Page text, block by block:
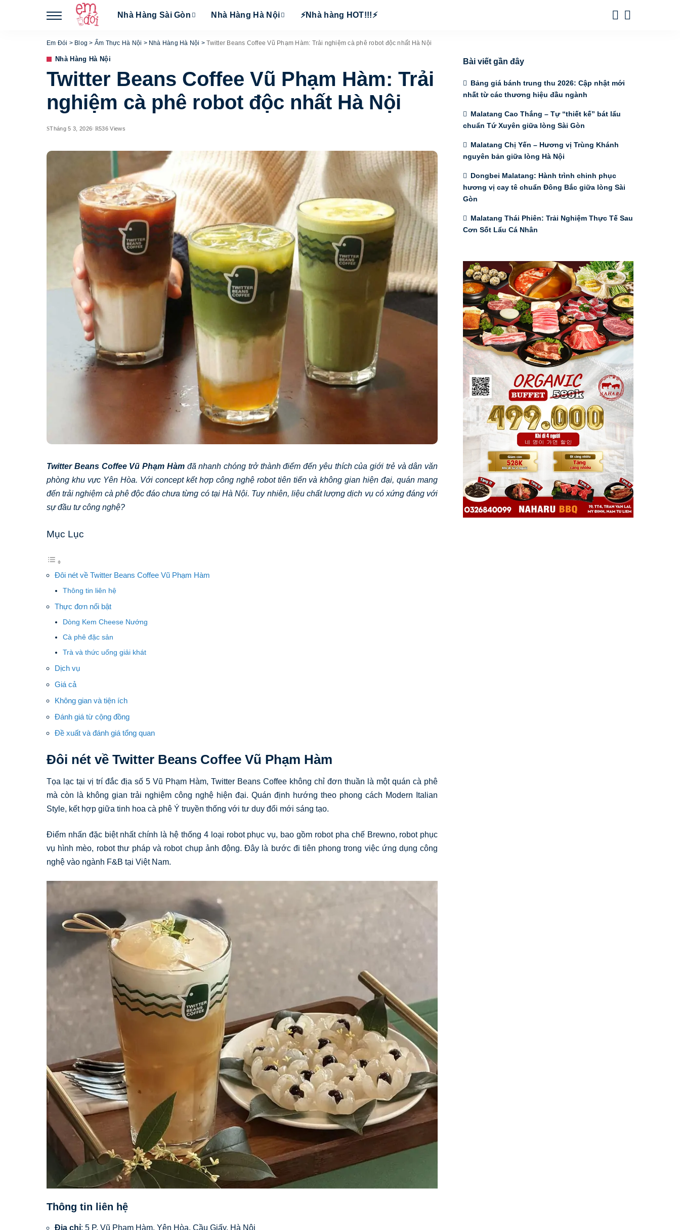
Nhà Hàng Sài Gòn Nhà Hàng Hà Nội ⚡Nhà hàng HOT!!!⚡
Em Đói > Blog > Ẩm Thực Hà Nội > Nhà Hàng Hà Nội >Twitter Beans Coffee Vũ Phạm Hàm: Trải nghiệm cà phê robot độc nhất Hà Nội
Nhà Hàng Hà Nội
Twitter Beans Coffee Vũ Phạm Hàm: Trải
nghiệm cà phê robot độc nhất Hà Nội
Tháng 5 3, 2026 536 Views
Twitter Beans Coffee Vũ Phạm Hàmđã nhanh chóng trở thành điểm đến yêu thích của giới trẻ và dân văn
phòng khu vực Yên Hòa. Với concept kết hợp công nghệ robot tiên tiến và không gian hiện đại, quán mang
đến trải nghiệm cà phê độc đáo chưa từng có tại Hà Nội. Tuy nhiên, liệu chất lượng dịch vụ có xứng đáng với
sự đầu tư công nghệ?
Mục Lục
Đôi nét về Twitter Beans Coffee Vũ Phạm Hàm
Thông tin liên hệ
Thực đơn nổi bật
Dòng Kem Cheese Nướng
Cà phê đặc sản
Trà và thức uống giải khát
Dịch vụ
Giá cả
Không gian và tiện ích
Đánh giá từ cộng đồng
Đề xuất và đánh giá tổng quan
Đôi nét về Twitter Beans Coffee Vũ Phạm Hàm
Tọa lạc tại vị trí đắc địa số 5 Vũ Phạm Hàm, Twitter Beans Coffee không chỉ đơn thuần là một quán cà phê
mà còn là không gian trải nghiệm công nghệ hiện đại. Quán định hướng theo phong cách Modern Italian
Style, kết hợp giữa tinh hoa cà phê Ý truyền thống với tư duy đổi mới sáng tạo.
Điểm nhấn đặc biệt nhất chính là hệ thống 4 loại robot phục vụ, bao gồm robot pha chế Brewno, robot phục
vụ hình mèo, robot thư pháp và robot chụp ảnh động. Đây là bước đi tiên phong trong việc ứng dụng công
nghệ vào ngành F&B tại Việt Nam.
Thông tin liên hệ
Địa chỉ: 5 P. Vũ Phạm Hàm, Yên Hòa, Cầu Giấy, Hà Nội
Bài viết gần đây
Bảng giá bánh trung thu 2026: Cập nhật mới
nhất từ các thương hiệu đầu ngành
Malatang Cao Thắng – Tự “thiết kế” bát lẩu
chuẩn Tứ Xuyên giữa lòng Sài Gòn
Malatang Chị Yến – Hương vị Trùng Khánh
nguyên bản giữa lòng Hà Nội
Dongbei Malatang: Hành trình chinh phục
hương vị cay tê chuẩn Đông Bắc giữa lòng Sài
Gòn
Malatang Thái Phiên: Trải Nghiệm Thực Tế Sau
Cơn Sốt Lẩu Cá Nhân